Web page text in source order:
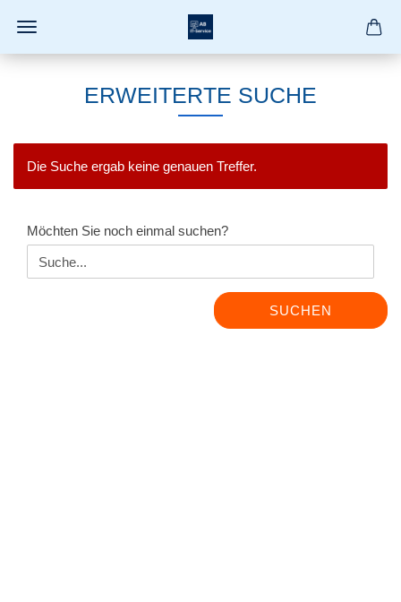
ERWEITERTE SUCHE
Die Suche ergab keine genauen Treffer.
MÖCHTEN
SIE
NOCH
Möchten Sie noch einmal suchen?
SUCHEN